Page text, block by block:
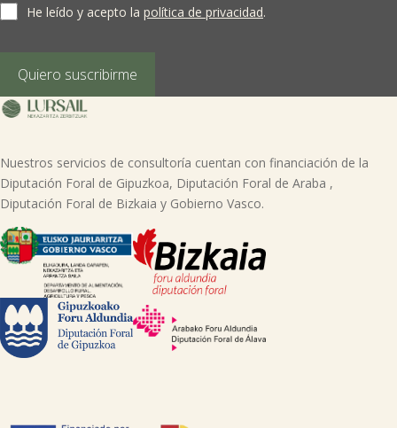
terceros salvo obligación legal. Cualquier persona tiene derecho a solicitar el
acceso, rectificación, supresión, limitación del tratamiento, oposición o
lursail@lursailkoop.eus. Puede obtener información adicional en nuestra
página web.
He leído y acepto la política de privacidad.
Quiero suscribirme
Nuestros servicios de consultoría cuentan con financiación de la
Diputación Foral de Gipuzkoa, Diputación Foral de Araba ,
Diputación Foral de Bizkaia y Gobierno Vasco.